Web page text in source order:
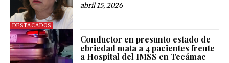
DESTACADOS
abril 15, 2026
Conductor en presunto estado de
ebriedad mata a 4 pacientes frente
a Hospital del IMSS en Tecámac